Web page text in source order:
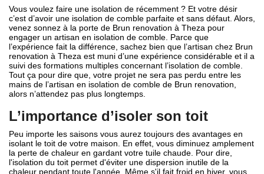
Vous voulez faire une isolation de récemment ? Et votre désir
c’est d’avoir une isolation de comble parfaite et sans défaut. Alors,
venez sonnez à la porte de Brun renovation à Theza pour
engager un artisan en isolation de comble. Parce que
l’expérience fait la différence, sachez bien que l’artisan chez Brun
renovation à Theza est muni d’une expérience considérable et il a
suivi des formations multiples concernant l’isolation de comble.
Tout ça pour dire que, votre projet ne sera pas perdu entre les
mains de l’artisan en isolation de comble de Brun renovation,
alors n’attendez pas plus longtemps.
L’importance d’isoler son toit
Peu importe les saisons vous aurez toujours des avantages en
isolant le toit de votre maison. En effet, vous diminuez amplement
la perte de chaleur en gardant votre tuile chaude. Pour dire,
l'isolation du toit permet d'éviter une dispersion inutile de la
chaleur pendant toute l'année. Même s'il fait froid en hiver, vous